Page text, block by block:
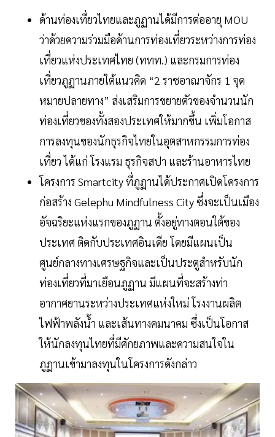
ด้านท่องเที่ยวไทยและภูฏานได้มีการต่ออายุ MOU
ว่าด้วยความร่วมมือด้านการท่องเที่ยวระหว่างการท่อง
เที่ยวแห่งประเทศไทย (ททท.) และกรมการท่อง
เที่ยวภูฏานภายใต้แนวคิด “2 ราชอาณาจักร 1 จุด
หมายปลายทาง” ส่งเสริมการขยายตัวของจำนวนนัก
ท่องเที่ยวของทั้งสองประเทศให้มากขึ้น เพิ่มโอกาส
การลงทุนของนักธุรกิจไทยในอุตสาหกรรมการท่อง
เที่ยว ได้แก่ โรงแรม ธุรกิจสปา และร้านอาหารไทย
โครงการ Smartcity ที่ภูฏานได้ประกาศเปิดโครงการ
ก่อสร้าง Gelephu Mindfulness City ซึ่งจะเป็นเมือง
อัจฉริยะแห่งแรกของภูฏาน ตั้งอยู่ทางตอนใต้ของ
ประเทศ ติดกับประเทศอินเดีย โดยมีแผนเป็น
ศูนย์กลางทางเศรษฐกิจและเป็นประตูสำหรับนัก
ท่องเที่ยวที่มาเยือนภูฏาน มีแผนที่จะสร้างท่า
อากาศยานระหว่างประเทศแห่งใหม่ โรงงานผลิต
ไฟฟ้าพลังน้ำ และเส้นทางคมนาคม ซึ่งเป็นโอกาส
ให้นักลงทุนไทยที่มีศักยภาพและความสนใจใน
ภูฏานเข้ามาลงทุนในโครงการดังกล่าว